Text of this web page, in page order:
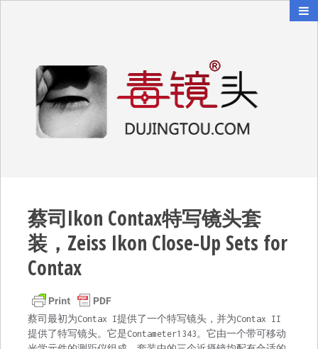
蔡司Ikon Contax特写镜头套
装，Zeiss Ikon Close-Up Sets for
Contax
蔡司最初为Contax I提供了一个特写镜头，并为Contax II
提供了特写镜头。它是Contameter1343。它由一个带可移动